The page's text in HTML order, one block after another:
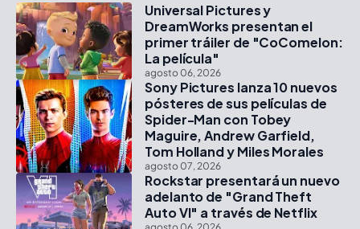
Universal Pictures y
DreamWorks presentan el
primer tráiler de "CoComelon:
La película"
agosto 06, 2026
Sony Pictures lanza 10 nuevos
pósteres de sus películas de
Spider-Man con Tobey
Maguire, Andrew Garfield,
Tom Holland y Miles Morales
agosto 07, 2026
Rockstar presentará un nuevo
adelanto de "Grand Theft
Auto VI" a través de Netflix